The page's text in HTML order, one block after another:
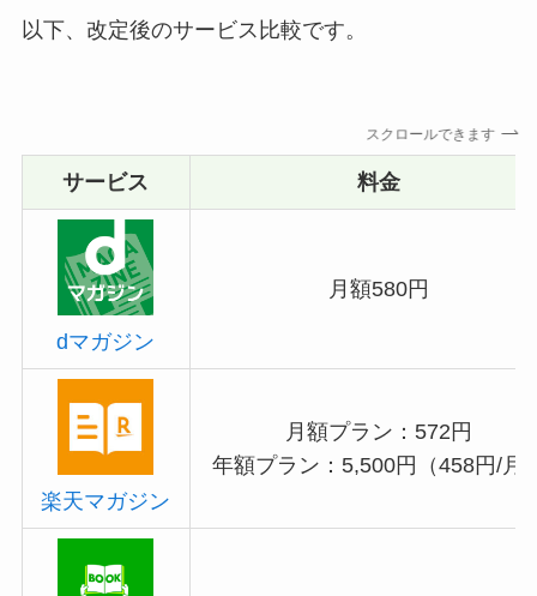
以下、改定後のサービス比較です。
スクロールできます
サービス 料金
dマガジン
月額580円
楽天マガジン
月額プラン：572円
年額プラン：5,500円（458円/月